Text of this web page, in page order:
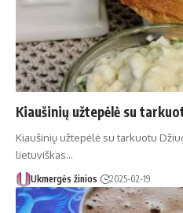
Kiaušinių užtepėlė su
Kiaušinių užtepėlė su tarkuotu
lietuviškas…
Ukmergės žinios 2025-02-19